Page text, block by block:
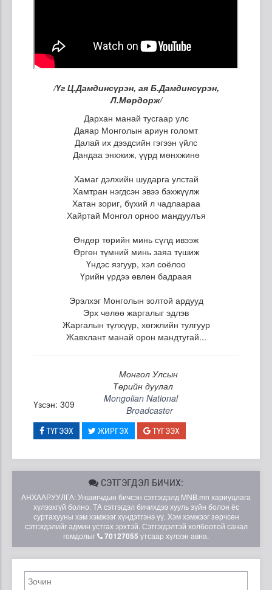
/Үг Ц.Дамдинсүрэн, ая Б.Дамдинсүрэн,
Л.Мөрдорж/
Дархан манай тусгаар улс
Даяар Монголын ариун голомт
Далай их дээдсийн гэгээн үйлс
Дандаа энхжиж, үүрд мөнхжинө
Хамаг дэлхийн шударга улстай
Хамтран нэгдсэн эвээ бэхжүүлж
Хатан зориг, бүхий л чадлаараа
Хайртай Монгол орноо мандуулъя
Өндөр төрийн минь сүлд ивээж
Өргөн түмний минь заяа түшиж
Үндэс язгуур, хэл соёлоо
Үрийн үрдээ өвлөн бадраая
Эрэлхэг Монголын золтой ардууд
Эрх чөлөө жаргалыг эдлэв
Жаргалын түлхүүр, хөгжлийн тулгуур
Жавхлант манай орон мандтугай...
Монгол Улсын
Төрийн дуулал
Үзсэн: 309
Mongolian National
Broadcaster
ТҮГЭЭХ ЖИРГЭХ ТҮГЭЭХ
СЭТГЭГДЭЛ БИЧИХ:
АНХААРУУЛГА: Уншигчдын бичсэн сэтгэгдэлд MNB.mn хариуцлага
хүлээхгүй болно. ТА сэтгэгдэл бичихдээ хууль зүйн болон ёс
суртахууны хэм хэмжээг хүндэтгэнэ үү. Хэм хэмжээг зөрчсөн
сэтгэгдэлийг админ устгах эрхтэй. Сэтгэгдэлтэй холбоотой санал
гомдолыг
70127055 утсаар хүлээн авна.